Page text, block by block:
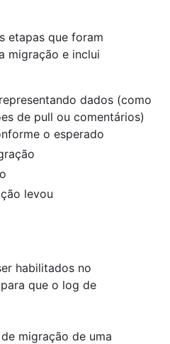
etapas que foram
migração e inclui
dados (como
de pull ou comentários)
o esperado
levou
habilitados no
que o log de
migração de uma